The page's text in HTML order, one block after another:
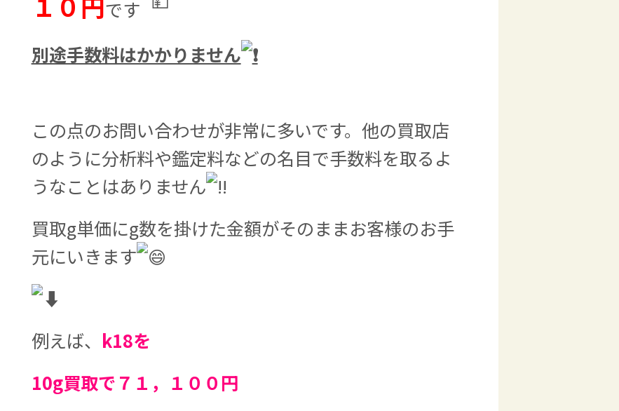
です
別途手数料はかかりません
この点のお問い合わせが非常に多いです。他の買取店
のように分析料や鑑定料などの名目で手数料を取るよ
うなことはありません
買取g単価にg数を掛けた金額がそのままお客様のお手
元にいきます
例えば、 k18を
10g買取で７１，１００円